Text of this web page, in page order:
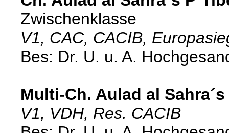
Zwischenklasse
V1, CAC, CACIB,
Bes: Dr. U. u. A.
Multi-Ch. Aulad al
V1, VDH, Res. CACIB